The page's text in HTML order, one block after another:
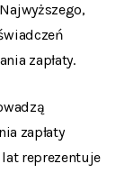
zapłaty.
zapłaty
lat reprezentuje